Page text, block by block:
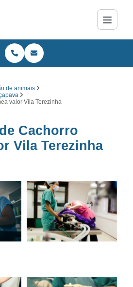
de animais
valor Vila Terezinha
Cachorro
Vila Terezinha